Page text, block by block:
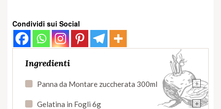
Condividi sui Social
Ingredienti
+
Panna da Montare zuccherata 300ml
+
Gelatina in Fogli 6g